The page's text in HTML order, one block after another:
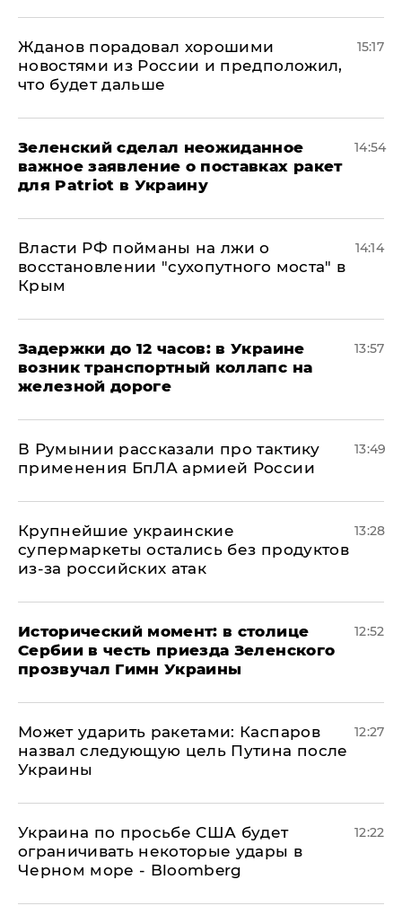
Жданов порадовал хорошими
новостями из России и предположил,
что будет дальше
15:17
Зеленский сделал неожиданное
важное заявление о поставках ракет
для Patriot в Украину
14:54
Власти РФ пойманы на лжи о
восстановлении "сухопутного моста" в
Крым
14:14
Задержки до 12 часов: в Украине
возник транспортный коллапс на
железной дороге
13:57
В Румынии рассказали про тактику
применения БпЛА армией России
13:49
Крупнейшие украинские
супермаркеты остались без продуктов
из-за российских атак
13:28
Исторический момент: в столице
Сербии в честь приезда Зеленского
прозвучал Гимн Украины
12:52
Может ударить ракетами: Каспаров
назвал следующую цель Путина после
Украины
12:27
Украина по просьбе США будет
ограничивать некоторые удары в
Черном море - Bloomberg
12:22